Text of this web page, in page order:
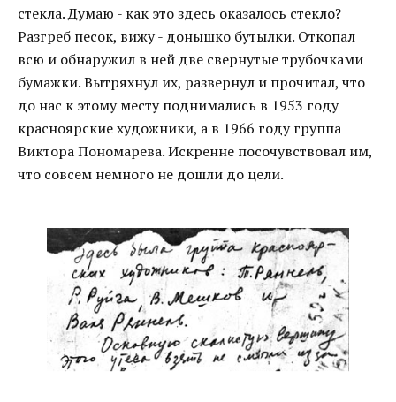
стекла. Думаю - как это здесь оказалось стекло?
Разгреб песок, вижу - донышко бутылки. Откопал
всю и обнаружил в ней две свернутые трубочками
бумажки. Вытряхнул их, развернул и прочитал, что
до нас к этому месту поднимались в 1953 году
красноярские художники, а в 1966 году группа
Виктора Пономарева. Искренне посочувствовал им,
что совсем немного не дошли до цели.